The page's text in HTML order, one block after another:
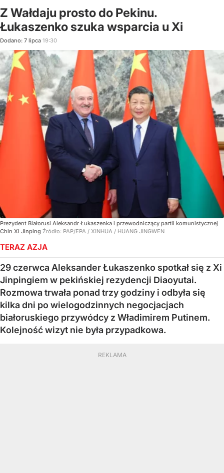
Z Wałdaju prosto do Pekinu.
Łukaszenko szuka wsparcia u Xi
Dodano: 7 lipca 19:30
Prezydent Białorusi Aleksandr Łukaszenka i przewodniczący partii komunistycznej
Chin Xi Jinping Źródło: PAP/EPA / XINHUA / HUANG JINGWEN
TERAZ AZJA
29 czerwca Aleksander Łukaszenko spotkał się z Xi
Jinpingiem w pekińskiej rezydencji Diaoyutai.
Rozmowa trwała ponad trzy godziny i odbyła się
kilka dni po wielogodzinnych negocjacjach
białoruskiego przywódcy z Władimirem Putinem.
Kolejność wizyt nie była przypadkowa.